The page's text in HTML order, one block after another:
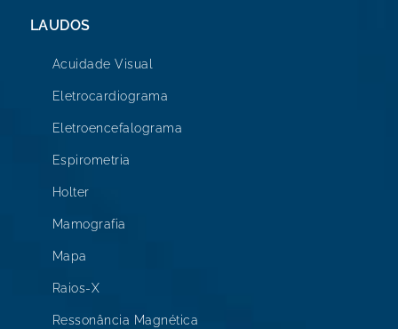
LAUDOS
Acuidade Visual
Eletrocardiograma
Eletroencefalograma
Espirometria
Holter
Mamografia
Mapa
Raios-X
Ressonância Magnética